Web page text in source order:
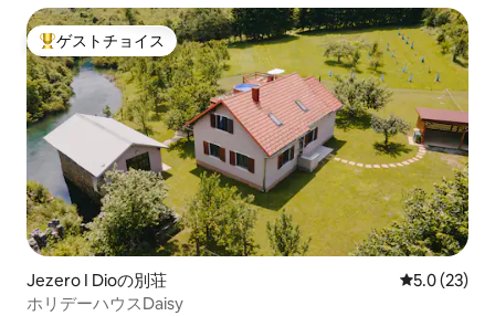
大好評のゲストチョイスです。
ゲストチョイス
Jezero I Dioの別荘 レビュー23
5.0 (23)
ホリデーハウスDaisy